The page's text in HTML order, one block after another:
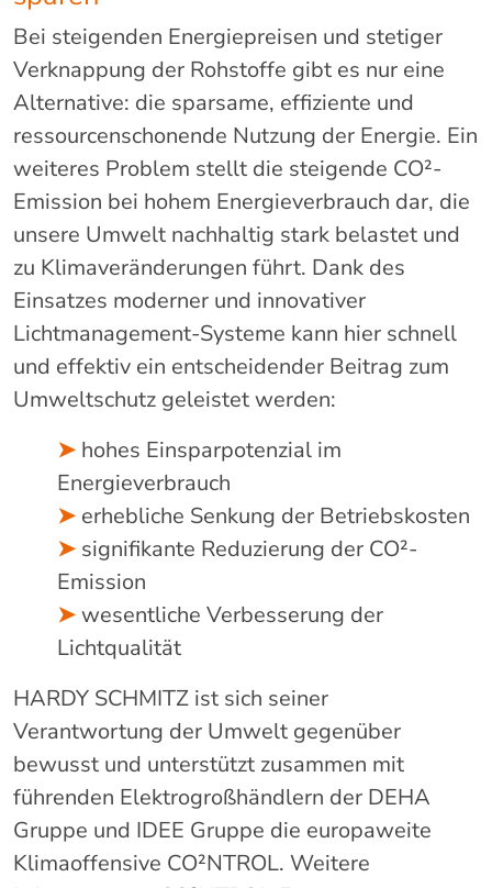
Bei steigenden Energiepreisen und stetiger
Verknappung der Rohstoffe gibt es nur eine
Alternative: die sparsame, effiziente und
ressourcenschonende Nutzung der Energie. Ein
weiteres Problem stellt die steigende CO²-
Emission bei hohem Energieverbrauch dar, die
unsere Umwelt nachhaltig stark belastet und
zu Klimaveränderungen führt. Dank des
Einsatzes moderner und innovativer
Lichtmanagement-Systeme kann hier schnell
und effektiv ein entscheidender Beitrag zum
Umweltschutz geleistet werden:
➤ hohes Einsparpotenzial im
Energieverbrauch
➤ erhebliche Senkung der Betriebskosten
➤ signifikante Reduzierung der CO²-
Emission
➤wesentliche Verbesserung der
Lichtqualität
HARDY SCHMITZ ist sich seiner
Verantwortung der Umwelt gegenüber
bewusst und unterstützt zusammen mit
führenden Elektrogroßhändlern der DEHA
Gruppe und IDEE Gruppe die europaweite
Klimaoffensive CO²NTROL. Weitere